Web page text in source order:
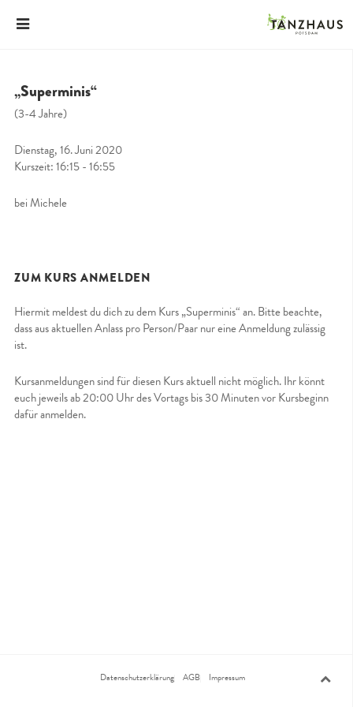
„Superminis“
(3-4 Jahre)
Dienstag, 16. Juni 2020
Kurszeit: 16:15 - 16:55
bei Michele
ZUM KURS ANMELDEN
Hiermit meldest du dich zu dem Kurs „Superminis“ an. Bitte beachte,
dass aus aktuellen Anlass pro Person/Paar nur eine Anmeldung zulässig
ist.
Kursanmeldungen sind für diesen Kurs aktuell nicht möglich. Ihr könnt
euch jeweils ab 20:00 Uhr des Vortags bis 30 Minuten vor Kursbeginn
dafür anmelden.
Datenschutzerklärung AGB Impressum